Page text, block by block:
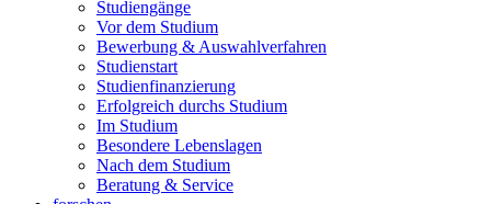
Studiengänge
Vor dem Studium
Bewerbung & Auswahlverfahren
Studienstart
Studienfinanzierung
Erfolgreich durchs Studium
Im Studium
Besondere Lebenslagen
Nach dem Studium
Beratung & Service